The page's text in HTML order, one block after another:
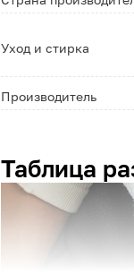
Уход и стирка
Производитель
Таблица